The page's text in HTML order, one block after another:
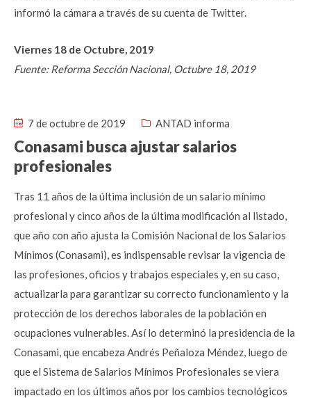
informó la cámara a través de su cuenta de Twitter.
Viernes 18 de Octubre, 2019
Fuente: Reforma Sección Nacional, Octubre 18, 2019
7 de octubre de 2019 ANTAD informa
Conasami busca ajustar salarios
profesionales
Tras 11 años de la última inclusión de un salario mínimo
profesional y cinco años de la última modificación al listado,
que año con año ajusta la Comisión Nacional de los Salarios
Mínimos (Conasami), es indispensable revisar la vigencia de
las profesiones, oficios y trabajos especiales y, en su caso,
actualizarla para garantizar su correcto funcionamiento y la
protección de los derechos laborales de la población en
ocupaciones vulnerables. Así lo determinó la presidencia de la
Conasami, que encabeza Andrés Peñaloza Méndez, luego de
que el Sistema de Salarios Mínimos Profesionales se viera
impactado en los últimos años por los cambios tecnológicos